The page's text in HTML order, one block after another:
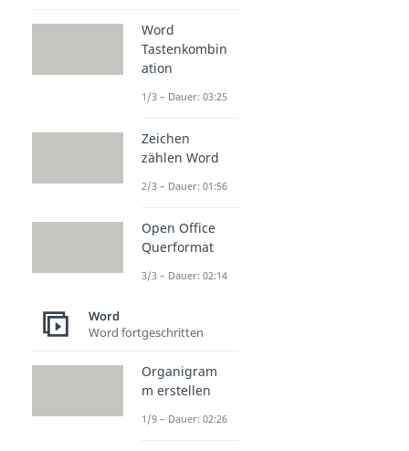
Word
Tastenkombin
ation
1/3 – Dauer: 03:25
Zeichen
zählen Word
2/3 – Dauer: 01:56
Open Office
Querformat
3/3 – Dauer: 02:14
Word
Word fortgeschritten
Organigram
m erstellen
1/9 – Dauer: 02:26